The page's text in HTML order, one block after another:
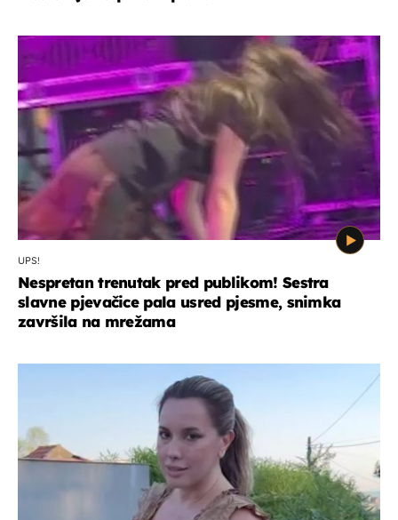
UPS!
Nespretan trenutak pred publikom! Sestra
slavne pjevačice pala usred pjesme, snimka
završila na mrežama